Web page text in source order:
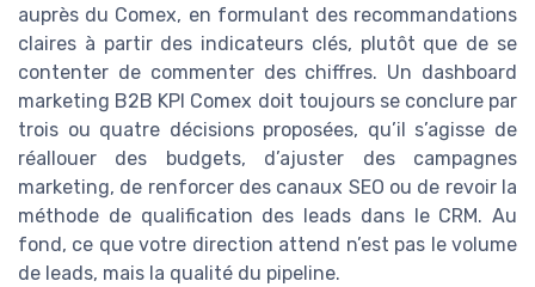
auprès du Comex, en formulant des recommandations
claires à partir des indicateurs clés, plutôt que de se
contenter de commenter des chiffres. Un dashboard
marketing B2B KPI Comex doit toujours se conclure par
trois ou quatre décisions proposées, qu’il s’agisse de
réallouer des budgets, d’ajuster des campagnes
marketing, de renforcer des canaux SEO ou de revoir la
méthode de qualification des leads dans le CRM. Au
fond, ce que votre direction attend n’est pas le volume
de leads, mais la qualité du pipeline.